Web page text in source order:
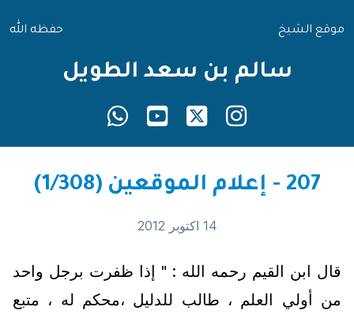
موقع الشيخ حفظه الله
سالم بن سعد الطويل
207 - إعلام الموقعين (1/308)
14 اكتوبر 2012
قال ابن القيم رحمه الله : " إذا ظفرت برجل واحد
من أولي العلم ، طالب للدليل ،محكم له ، متبع